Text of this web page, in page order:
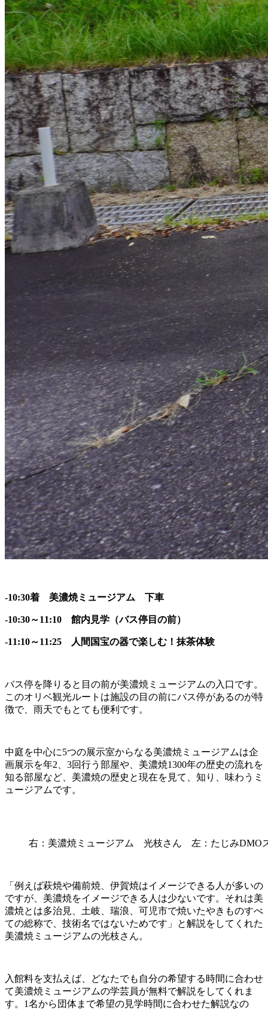
-10:30着 美濃焼ミュージアム 下車
-10:30～11:10 館内見学（バス停目の前）
-11:10～11:25 人間国宝の器で楽しむ！抹茶体験
バス停を降りると目の前が美濃焼ミュージアムの入口です。
このオリベ観光ルートは施設の目の前にバス停があるのが特
徴で、雨天でもとても便利です。
中庭を中心に5つの展示室からなる美濃焼ミュージアムは企
画展示を年2、3回行う部屋や、美濃焼1300年の歴史の流れを
知る部屋など、美濃焼の歴史と現在を見て、知り、味わうミ
ュージアムです。
右：美濃焼ミュージアム 光枝さん 左：たじみDMO
「例えば萩焼や備前焼、伊賀焼はイメージできる人が多いの
ですが、美濃焼をイメージできる人は少ないです。それは美
濃焼とは多治見、土岐、瑞浪、可児市で焼いたやきものすべ
ての総称で、技術名ではないためです」と解説をしてくれた
美濃焼ミュージアムの光枝さん。
入館料を支払えば、どなたでも自分の希望する時間に合わせ
て美濃焼ミュージアムの学芸員が無料で解説をしてくれま
す。1名から団体まで希望の見学時間に合わせた解説なの